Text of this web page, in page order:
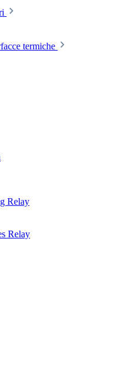
termiche
Relay
Relay